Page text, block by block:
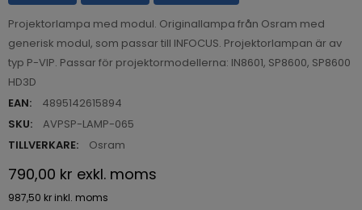
Projektorlampa med modul. Originallampa från Osram med
generisk modul, som passar till INFOCUS. Projektorlampan är av
typ P-VIP. Passar för projektormodellerna: IN8601, SP8600, SP8600
HD3D
EAN:
4895142615894
SKU:
AVPSP-LAMP-065
TILLVERKARE:
Osram
790,00 kr exkl. moms
987,50 kr inkl. moms